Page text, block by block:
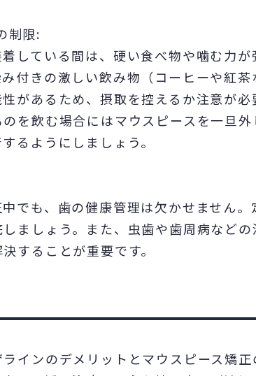
制限:
している間は、硬い食べ物や噛む力
付きの激しい飲み物（コーヒーや紅
があるため、摂取を控えるか注意が
を飲む場合にはマウスピースを一旦
るようにしましょう。
でも、歯の健康管理は欠かせません
ましょう。また、虫歯や歯周病など
することが重要です。
インのデメリットとマウスピース矯正